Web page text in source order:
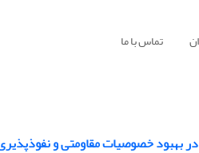
تماس با ما
در بهبود خصوصیات مقاومتی و